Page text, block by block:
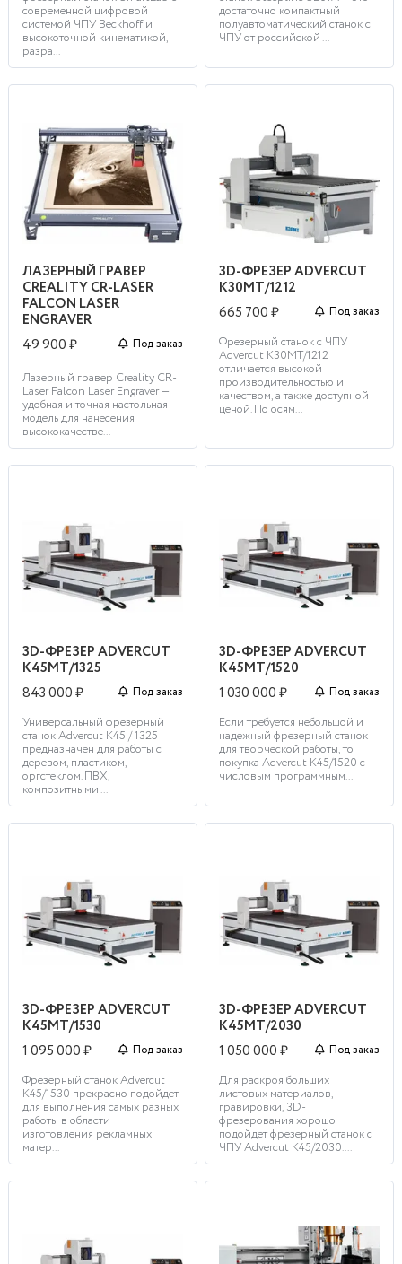
современной цифровой
системой ЧПУ Beckhoff и
высокоточной кинематикой,
разра...
достаточно компактный
полуавтоматический станок с
ЧПУ от российской ...
ЛАЗЕРНЫЙ ГРАВЕР
CREALITY CR-LASER
FALCON LASER
ENGRAVER
49 900 ₽
Под заказ
Лазерный гравер Creality CR-
Laser Falcon Laser Engraver —
удобная и точная настольная
модель для нанесения
высококачестве...
3D-ФРЕЗЕР ADVERCUT
K30MT/1212
665 700 ₽
Под заказ
Фрезерный станок с ЧПУ
Advercut K30MT/1212
отличается высокой
производительностью и
качеством, а также доступной
ценой. По осям...
3D-ФРЕЗЕР ADVERCUT
K45MT/1325
843 000 ₽
Под заказ
Универсальный фрезерный
станок Advercut K45 / 1325
предназначен для работы с
деревом, пластиком,
оргстеклом. ПВХ,
композитными ...
3D-ФРЕЗЕР ADVERCUT
K45MT/1520
1 030 000 ₽
Под заказ
Если требуется небольшой и
надежный фрезерный станок
для творческой работы, то
покупка Advercut K45/1520 с
числовым программным...
3D-ФРЕЗЕР ADVERCUT
K45MT/1530
1 095 000 ₽
Под заказ
Фрезерный станок Advercut
K45/1530 прекрасно подойдет
для выполнения самых разных
работы в области
изготовления рекламных
матер...
3D-ФРЕЗЕР ADVERCUT
K45MT/2030
1 050 000 ₽
Под заказ
Для раскроя больших
листовых материалов,
гравировки, 3D-
фрезерования хорошо
подойдет фрезерный станок с
ЧПУ Advercut K45/2030. ...